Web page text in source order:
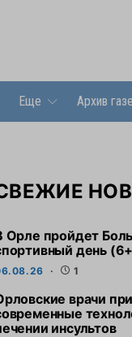
Еще Архив
Орле пройдет
день
1
врачи
инсультов